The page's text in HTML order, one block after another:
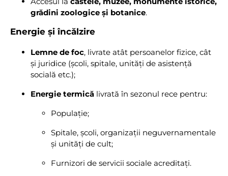
grădini zoologice și botanice.
Energie și încălzire
Lemne de foc, livrate atât persoanelor fizice, cât
și juridice (școli, spitale, unități de asistență
socială etc.);
Energie termică livrată în sezonul rece pentru:
Populație;
Spitale, școli, organizații neguvernamentale
și unități de cult;
Furnizori de servicii sociale acreditați.